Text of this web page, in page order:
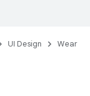
UI Design
Wear